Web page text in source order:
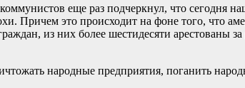
еще раз подчеркнул, что сегодня
Причем это происходит на фоне того, что
из них более шестидесяти арестованы
народные предприятия, поганить